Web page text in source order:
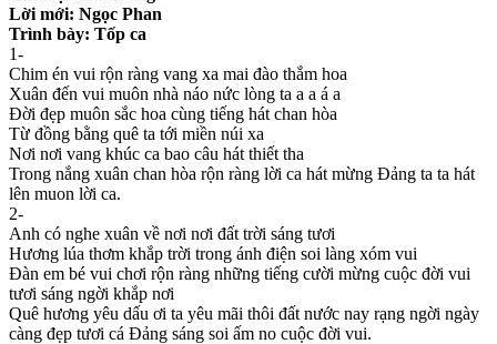
Lời mới: Ngọc Phan
Trình bày: Tốp ca
1-
Chim én vui rộn ràng vang xa mai đào thắm hoa
Xuân đến vui muôn nhà náo nức lòng ta a a á a
Đời đẹp muôn sắc hoa cùng tiếng hát chan hòa
Từ đồng bằng quê ta tới miền núi xa
Nơi nơi vang khúc ca bao câu hát thiết tha
Trong nắng xuân chan hòa rộn ràng lời ca hát mừng Đảng ta ta hát
lên muon lời ca.
2-
Anh có nghe xuân về nơi nơi đất trời sáng tươi
Hương lúa thơm khắp trời trong ánh điện soi làng xóm vui
Đàn em bé vui chơi rộn ràng những tiếng cười mừng cuộc đời vui
tươi sáng ngời khắp nơi
Quê hương yêu dấu ơi ta yêu mãi thôi đất nước nay rạng ngời ngày
càng đẹp tươi cá Đảng sáng soi ấm no cuộc đời vui.